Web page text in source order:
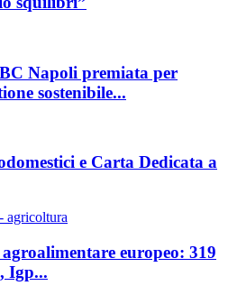
Napoli premiata per
sostenibile...
e Carta Dedicata a
europeo: 319
Igp...